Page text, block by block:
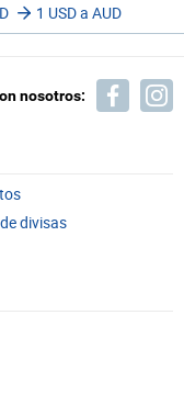
1 USD a AUD
nosotros:
divisas